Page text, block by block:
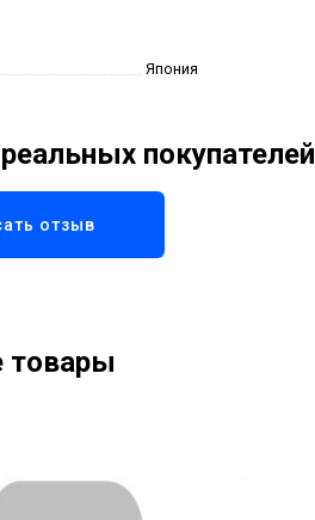
Япония
покупателей
отзыв
товары